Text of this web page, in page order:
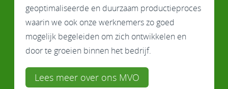
geoptimaliseerde en duurzaam productieproces
waarin we ook onze werknemers zo goed
mogelijk begeleiden om zich ontwikkelen en
door te groeien binnen het bedrijf.
Lees meer over ons MVO